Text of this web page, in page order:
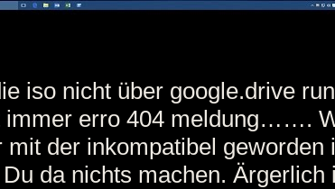
iso nicht über google.drive
immer erro 404 meldung…….
mit der inkompatibel geworden
da nichts machen. Ärgerlich